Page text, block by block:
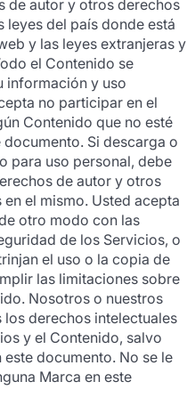
de autor y otros derechos
del país donde está
y las leyes extranjeras y
el Contenido se
información y uso
no participar en el
Contenido que no esté
Si descarga o
para uso personal, debe
de autor y otros
el mismo. Usted acepta
otro modo con las
de los Servicios, o
el uso o la copia de
las limitaciones sobre
Nosotros o nuestros
derechos intelectuales
y el Contenido, salvo
documento. No se le
Marca en este